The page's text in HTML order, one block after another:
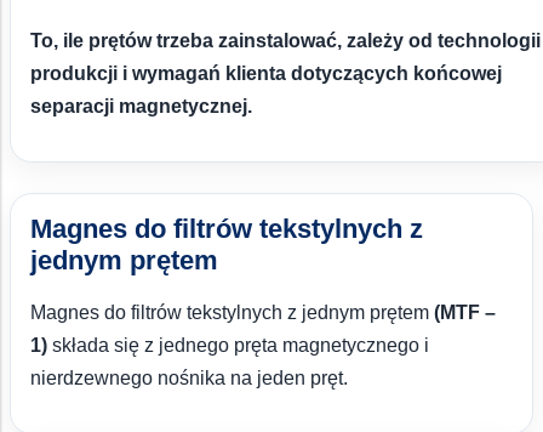
To, ile prętów trzeba zainstalować, zależy od technologii
produkcji i wymagań klienta dotyczących końcowej
separacji magnetycznej.
Magnes do filtrów tekstylnych z
jednym prętem
Magnes do filtrów tekstylnych z jednym prętem (MTF –
1) składa się z jednego pręta magnetycznego i
nierdzewnego nośnika na jeden pręt.